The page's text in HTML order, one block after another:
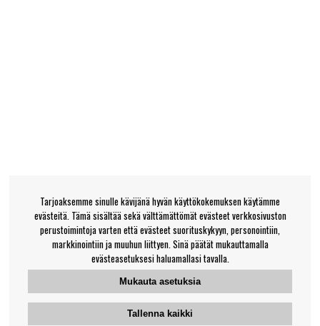
Tarjoaksemme sinulle kävijänä hyvän käyttökokemuksen käytämme
evästeitä. Tämä sisältää sekä välttämättömät evästeet verkkosivuston
perustoimintoja varten että evästeet suorituskykyyn, personointiin,
markkinointiin ja muuhun liittyen. Sinä päätät mukauttamalla
evästeasetuksesi haluamallasi tavalla.
Mukauta asetuksia
Tallenna kaikki